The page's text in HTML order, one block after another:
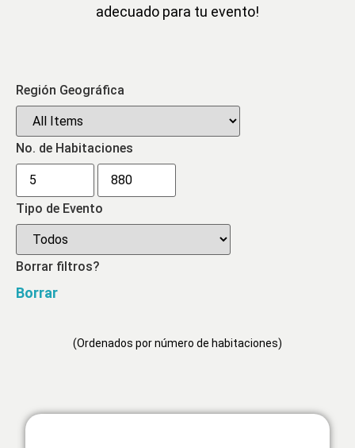
adecuado para tu evento!
Región Geográfica
No. de Habitaciones
Tipo de Evento
Borrar filtros?
Borrar
(Ordenados por número de habitaciones)